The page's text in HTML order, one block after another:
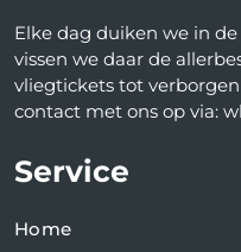
Elke dag duiken we in
vissen we daar de
vliegtickets tot
contact met ons op via:
Service
Home